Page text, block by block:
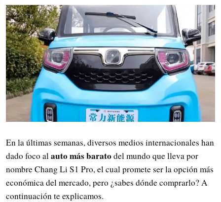
En la últimas semanas, diversos medios internacionales han
dado foco al auto más baratodel mundo que lleva por
nombre Chang Li S1 Pro, el cual promete ser la opción más
económica del mercado, pero ¿sabes dónde comprarlo? A
continuación te explicamos.